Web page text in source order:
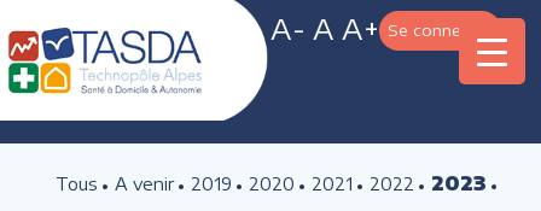
A- A A+ Se connecter
Tous A venir 2019 2020 2021 2022 2023